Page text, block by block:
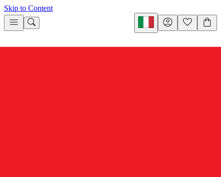
Skip to Content